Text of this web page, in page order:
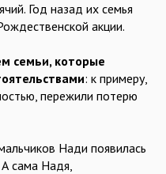
Год назад их семья
акции.
семьи, которые
: к примеру,
пережили потерю
Нади появилась
А сама Надя,